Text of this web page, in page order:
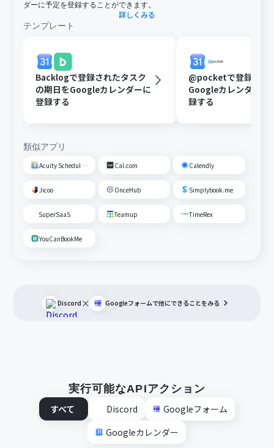
ダーに予定を登録することができます。
詳しくみる
テンプレート
Backlogで登録されたタスク
の期日をGoogleカレンダーに
登録する
@pocketで登録され
Googleカレンダーに
録する
類似アプリ
Acuity Scheduling Cal.com Calendly
Jicoo OnceHub Simplybook.me
SuperSaaS Teamup TimeRex
YouCanBookMe
Discord × Googleフォームで他にできることをみる
実行可能なAPIアクション
すべて
Discord
Googleフォーム
Googleカレンダー